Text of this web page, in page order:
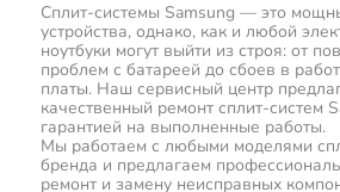
Сплит-системы Samsung — это
устройства, однако, как и любой
ноутбуки могут выйти из строя: от
проблем с батареей до сбоев в
платы. Наш сервисный центр
качественный ремонт сплит-систем
гарантией на выполненные работы.
Мы работаем с любыми моделями
бренда и предлагаем
ремонт и замену неисправных